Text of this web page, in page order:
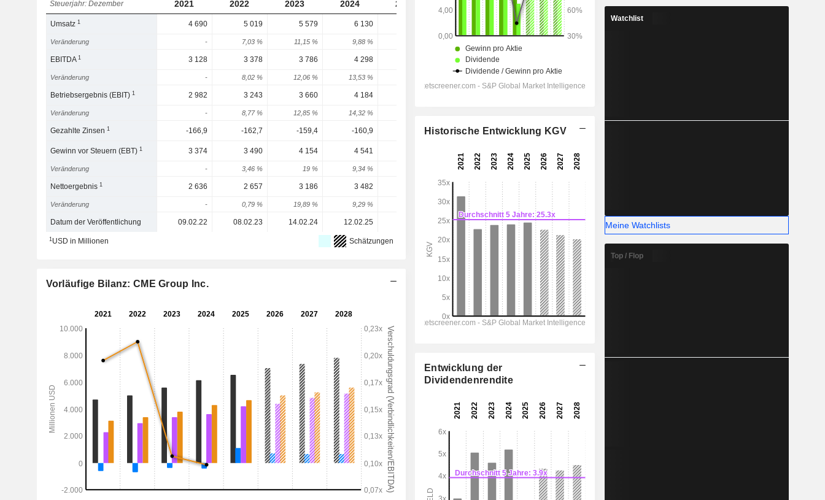
Steuerjahr: Dezember 2021 2022 2023 2024 2025 2026 2027 2028
Umsatz1 4 690 5 019 5 579 6 130 7 037 7 361
Veränderung - 7,03 % 11,15 % 9,88 %
EBITDA1 3 128 3 378 3 786 4 298 5 005
Veränderung - 8,02 % 12,06 % 13,53 % 4,2 %
Betriebsergebnis (EBIT)1 2 982 3 243 3 660 4 184
Veränderung - 8,77 % 12,85 % 14,32 %
Gezahlte Zinsen1 -166,9 -162,7 -159,4 -160,9 -173,4 -169,5 -166,1 -161,3
Gewinn vor Steuern (EBT)1 3 374 3 490 4 154 4 541 5 398 5 857 6 266
Veränderung - 3,46 % 19 % 9,34 % 1,27 % 8,5 % 6,98 %
Nettoergebnis1 2 636 2 657 3 186 3 482 4 389 4 425
Veränderung - 0,79 % 19,89 % 9,29 % 9,15 % 0,82 %
Datum der Veröffentlichung 09.02.22 08.02.23 14.02.24 12.02.25 - -
1USD in Millionen Schätzungen
Vorläufige Bilanz: CME Group Inc.
Historische Entwicklung KGV
Entwicklung der
Dividendenrendite
Watchlist
Meine Watchlists
Top / Flop